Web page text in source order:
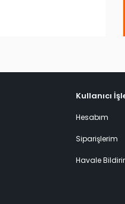
Kullanıcı
Hesabım
Siparişlerim
Havale